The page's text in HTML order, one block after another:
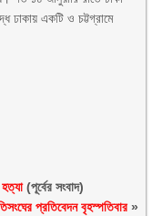
ঢাকায় একটি ও চট্টগ্রামে
হত্যা(পূর্বের সংবাদ)
প্রতিবেদন বৃহস্পতিবার»